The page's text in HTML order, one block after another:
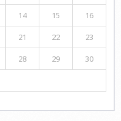
14 15 16
21 22 23
28 29 30